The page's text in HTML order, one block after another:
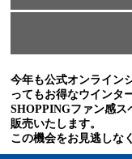
今年も公式オンライン
ってもお得なウインタ
SHOPPINGファン感ス
販売いたします。
この機会をお見逃しな